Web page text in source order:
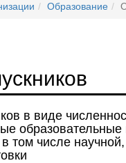
Образование
в виде
том числе